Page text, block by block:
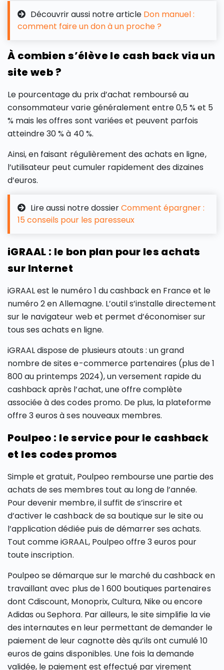
Découvrir aussi notre article Don manuel :
comment faire un don à un proche ?
À combien s’élève le cash back via un
site web ?
Le pourcentage du prix d’achat remboursé au
consommateur varie généralement entre 0,5 % et 5
% mais les offres sont variées et peuvent parfois
atteindre 30 % à 40 %.
Ainsi, en faisant régulièrement des achats en ligne,
l’utilisateur peut cumuler rapidement des dizaines
d’euros.
Lire aussi notre dossierComment épargner :
15 conseils pour les paresseux
iGRAAL : le bon plan pour les achats
sur Internet
iGRAAL est le numéro 1 du cashback en France et le
numéro 2 en Allemagne. L’outil s’installe directement
sur le navigateur web et permet d’économiser sur
tous ses achats en ligne.
iGRAAL dispose de plusieurs atouts : un grand
nombre de sites e-commerce partenaires (plus de 1
800 au printemps 2024), un versement rapide du
cashback après l’achat, une offre complète
associée à des codes promo. De plus, la plateforme
offre 3 euros à ses nouveaux membres.
Poulpeo : le service pour le cashback
et les codes promos
Simple et gratuit, Poulpeo rembourse une partie des
achats de ses membres tout au long de l’année.
Pour devenir membre, il suffit de s’inscrire et
d’activer le cashback de sa boutique sur le site ou
l’application dédiée puis de démarrer ses achats.
Tout comme iGRAAL, Poulpeo offre 3 euros pour
toute inscription.
Poulpeo se démarque sur le marché du cashback en
travaillant avec plus de 1 600 boutiques partenaires
dont Cdiscount, Monoprix, Cultura, Nike ou encore
Adidas ou Sephora. Par ailleurs, le site simplifie la vie
des internautes en leur permettant de demander le
paiement de leur cagnotte dès qu’ils ont cumulé 10
euros de gains disponibles. Une fois la demande
validée, le paiement est effectué par virement